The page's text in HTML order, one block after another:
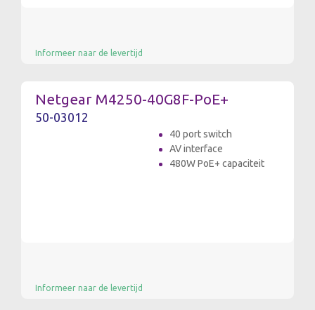
Informeer naar de levertijd
Netgear M4250-40G8F-PoE+
50-03012
40 port switch
AV interface
480W PoE+ capaciteit
Informeer naar de levertijd